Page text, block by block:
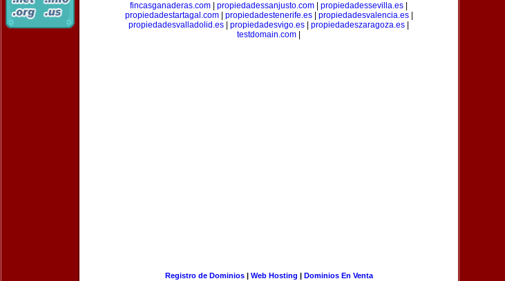
fincasganaderas.com
propiedadessanjusto.com propiedadessevilla.es
propiedadestartagal.com| propiedadestenerife.es| propiedadesvalencia.es|
propiedadesvalladolid.es
propiedadesvigo.es propiedadeszaragoza.es
testdomain.com
Registro de Dominios| Web Hosting | Dominios En Venta